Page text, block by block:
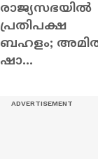
രാജ്യസഭയിൽ
പ്രതിപക്ഷ
ബഹളം;
ഷാ